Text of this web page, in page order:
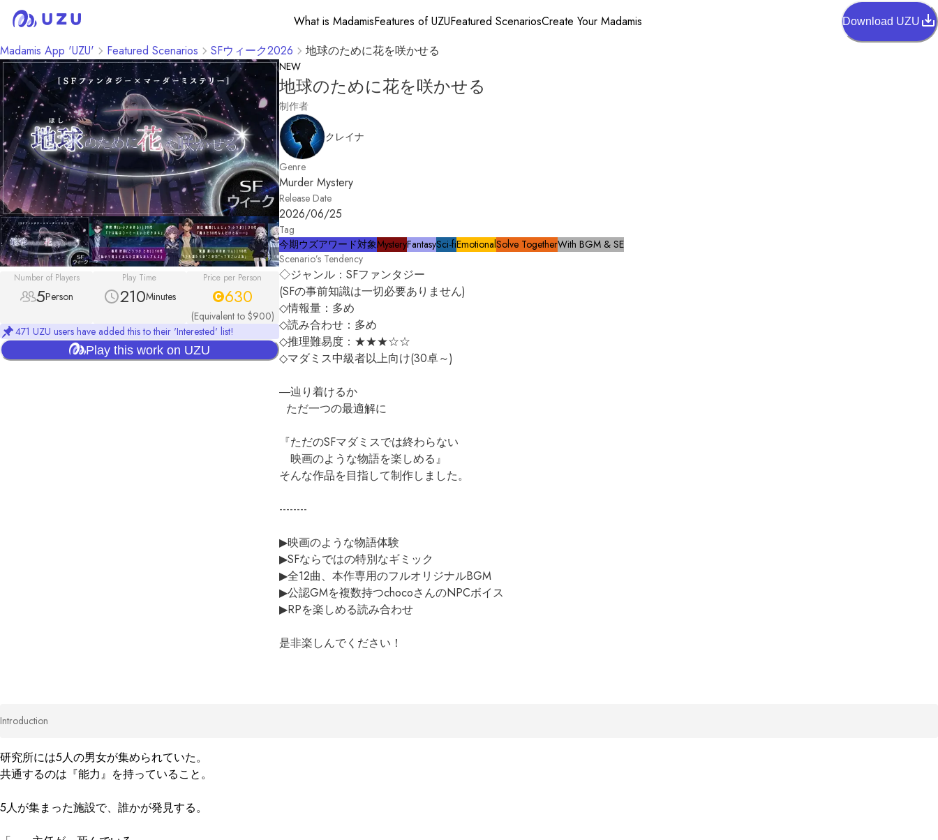
What is MadamisFeatures of UZUFeatured ScenariosCreate Your Madamis Download UZU
Madamis App 'UZU' Featured Scenarios SFウィーク2026 地球のために花を咲かせる
Number of Players
5Person
Play Time
210Minutes
Price per Person
630
(Equivalent to $900)
471 UZU users have added this to their 'Interested' list!
Play this work on UZU
NEW
地球のために花を咲かせる
制作者
クレイナ
Genre
Murder Mystery
Release Date
2026/06/25
Tag
今期ウズアワード対象MysteryFantasySci-fiEmotionalSolve TogetherWith BGM & SE
Scenario’s Tendency
◇ジャンル：SFファンタジー
(SFの事前知識は一切必要ありません)
◇情報量：多め
◇読み合わせ：多め
◇推理難易度：★★★☆☆
◇マダミス中級者以上向け(30卓～)
―辿り着けるか
『ただのSFマダミスでは終わらない
映画のような物語を楽しめる』
そんな作品を目指して制作しました。
--------
▶映画のような物語体験
▶SFならではの特別なギミック
▶全12曲、本作専用のフルオリジナルBGM
▶公認GMを複数持つchocoさんのNPCボイス
▶RPを楽しめる読み合わせ
是非楽しんでください！
Introduction
研究所には5人の男女が集められていた。
共通するのは『能力』を持っていること。
5人が集まった施設で、誰かが発見する。